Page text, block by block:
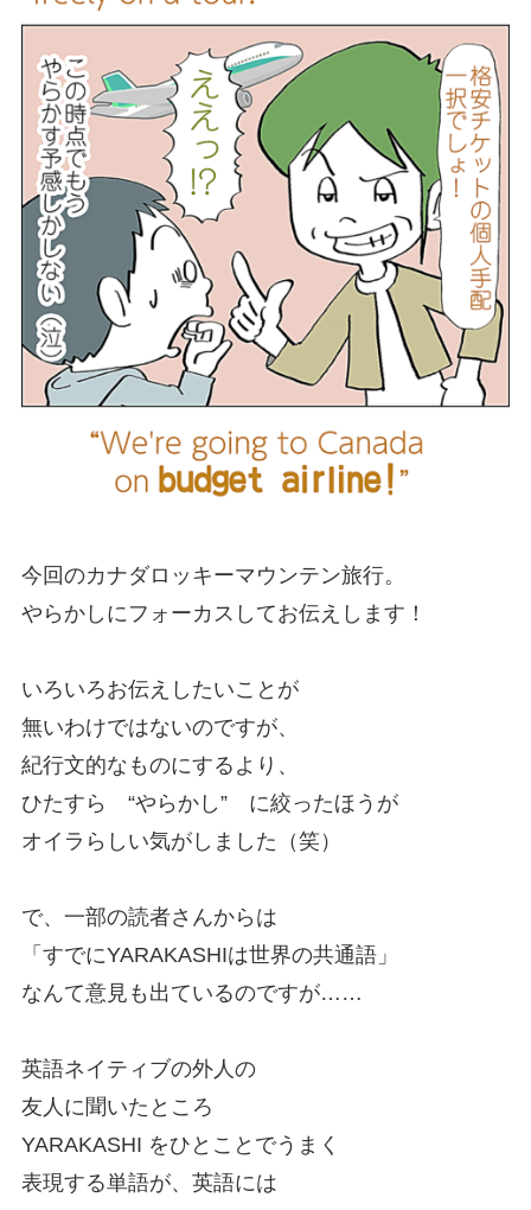
今回のカナダロッキーマウンテン旅行。
やらかしにフォーカスしてお伝えします！
いろいろお伝えしたいことが
無いわけではないのですが、
紀行文的なものにするより、
ひたすら “やらかし” に絞ったほうが
オイラらしい気がしました（笑）
で、一部の読者さんからは
「すでにYARAKASHIは世界の共通語」
なんて意見も出ているのですが……
英語ネイティブの外人の
友人に聞いたところ
YARAKASHI をひとことでうまく
表現する単語が、英語には